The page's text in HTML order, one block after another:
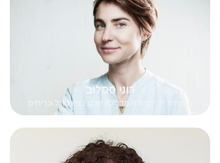
מומחית יין, ייננית והמדריכה שלנו בפורטוגל וכריתים
רוני ססלוב